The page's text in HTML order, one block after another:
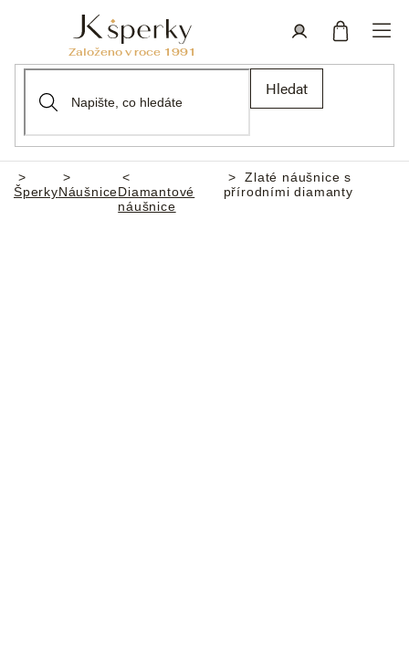
Hledat
Domů
ŠperkyNáušniceDiamantové
náušnice
Zlaté náušnice s
přírodními diamanty